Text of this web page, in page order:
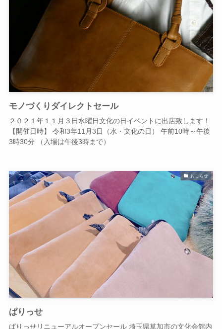
モノづくりダイレクトセール
２０２１年１１月３日水曜日文化の日イベントに出店致します！
【開催日時】 令和3年11月3日（水・文化の日） 午前10時～午後
3時30分 （入場は午後3時まで）
おしらせ
ぱりっせ
ぱりっせリニューアルオープンセール 埼玉県草加市の文化会館内